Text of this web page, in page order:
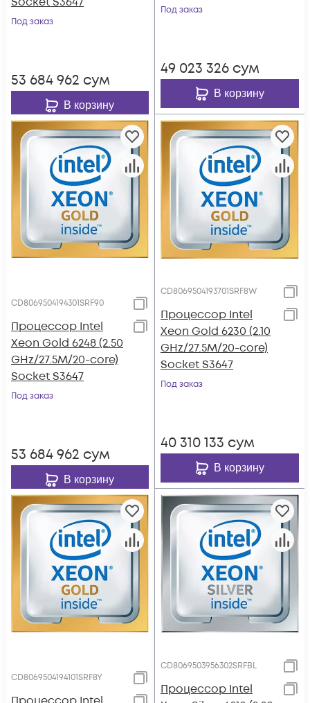
Под заказ
53 684 962 сум
В корзину
Под заказ
49 023 326 сум
В корзину
CD8069504194301SRF90
Процессор Intel
Xeon Gold 6248 (2.50
GHz/27.5M/20-core)
Socket S3647
Под заказ
53 684 962 сум
В корзину
CD8069504193701SRF8W
Процессор Intel
Xeon Gold 6230 (2.10
GHz/27.5M/20-core)
Socket S3647
Под заказ
40 310 133 сум
В корзину
CD8069504194101SRF8Y
CD8069503956302SRFBL
Процессор Intel